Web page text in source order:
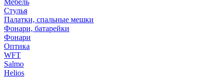
Мебель
Стулья
Палатки, спальные мешки
Фонари, батарейки
Фонари
Оптика
WFT
Salmo
Helios